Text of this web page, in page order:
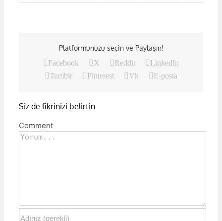
Platformunuzu seçin ve Paylaşın!
Facebook
X Reddit
LinkedIn
Tumblr
Pinterest Vk E-posta
Siz de fikrinizi belirtin
Comment